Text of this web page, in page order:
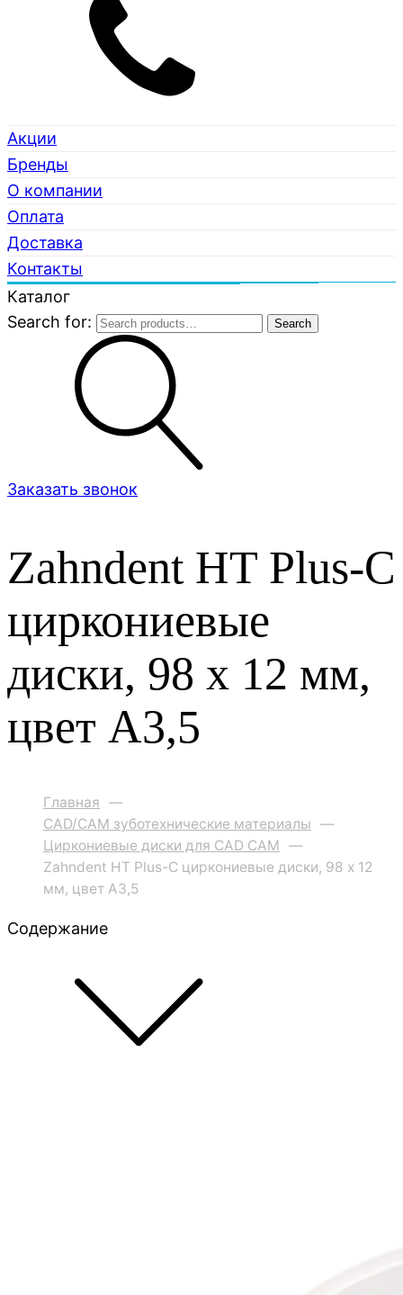
Акции
Бренды
О компании
Оплата
Доставка
Контакты
Каталог
Search for:
Search
Заказать звонок
Zahndent HT Plus-C
циркониевые
диски, 98 х 12 мм,
цвет A3,5
Главная —
CAD/CAM зуботехнические материалы —
Циркониевые диски для CAD CAM —
Zahndent HT Plus-C циркониевые диски, 98 х 12
мм, цвет A3,5
Содержание